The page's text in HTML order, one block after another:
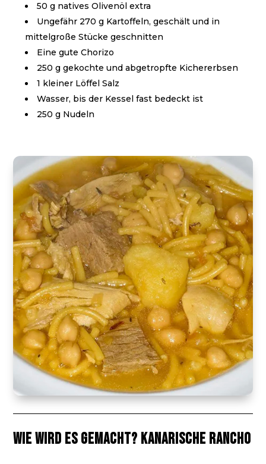
50 g natives Olivenöl extra
Ungefähr 270 g Kartoffeln, geschält und in
mittelgroße Stücke geschnitten
Eine gute Chorizo
250 g gekochte und abgetropfte Kichererbsen
1 kleiner Löffel Salz
Wasser, bis der Kessel fast bedeckt ist
250 g Nudeln
Wie wird es gemacht? Kanarische Rancho